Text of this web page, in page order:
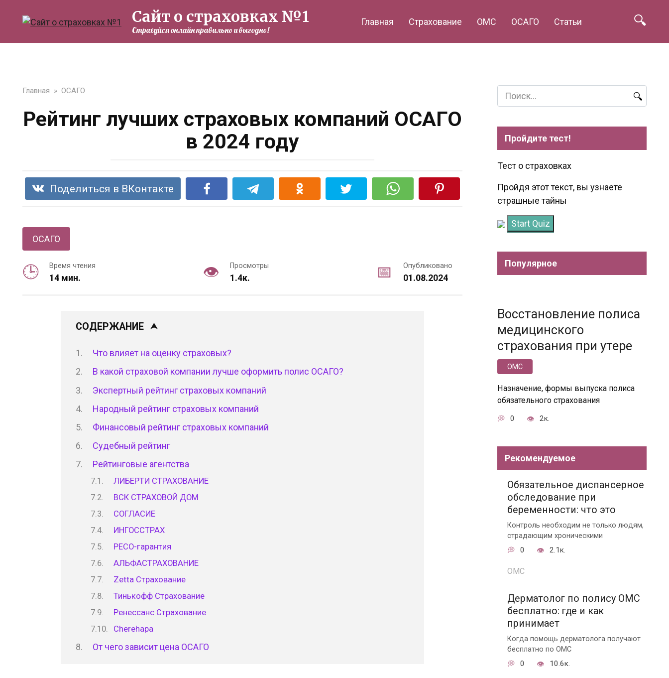
Сайт о страховках №1
Страхуйся онлайн правильно и выгодно!
Главная Страхование ОМС ОСАГО Статьи
Главная » ОСАГО
Рейтинг лучших страховых компаний ОСАГО
в 2024 году
Поделиться в ВКонтакте
ОСАГО
Время чтения
14 мин.
Просмотры
1.4к.
Опубликовано
01.08.2024
СОДЕРЖАНИЕ
Что влияет на оценку страховых?
В какой страховой компании лучше оформить полис ОСАГО?
Экспертный рейтинг страховых компаний
Народный рейтинг страховых компаний
Финансовый рейтинг страховых компаний
Судебный рейтинг
Рейтинговые агентства
ЛИБЕРТИ СТРАХОВАНИЕ
ВСК СТРАХОВОЙ ДОМ
СОГЛАСИЕ
ИНГОССТРАХ
РЕСО-гарантия
АЛЬФАСТРАХОВАНИЕ
Zetta Страхование
Тинькофф Страхование
Ренессанс Страхование
Cherehapa
От чего зависит цена ОСАГО
Search
for:
Пройдите тест!
Тест о страховках
Пройдя этот текст, вы узнаете
страшные тайны
Start Quiz
Популярное
Восстановление полиса
медицинского
страхования при утере
ОМС
Назначение, формы выпуска полиса
обязательного страхования
0 2к.
Рекомендуемое
Обязательное диспансерное
обследование при
беременности: что это
Контроль необходим не только людям,
страдающим хроническими
0 2.1к.
ОМС
Дерматолог по полису ОМС
бесплатно: где и как
принимает
Когда помощь дерматолога получают
бесплатно по ОМС
0 10.6к.